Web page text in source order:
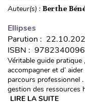
Auteur(s) : Berthe
Ellipses
Parution :
ISBN :
Véritable guide pratique
accompagner et d’
parcours professionnel
gestion des ressources
LIRE LA SUITE